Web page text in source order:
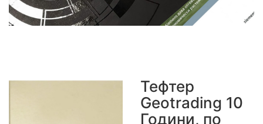
Тефтер
Geotrading 10
Години, по